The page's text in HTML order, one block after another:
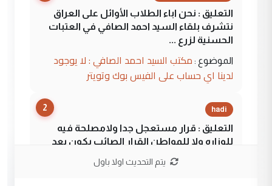
التعليق : نحن اباء الطلاب الأوائل على العراق
نتشرف بلقاء السيد احمد الصافي في العتبات
الحسنية لزرع ...
الموضوع : مكتب السيد احمد الصافي : لا يوجود
لدينا اي حساب على الفيس بوك وتويتر
2 hadi
التعليق : قرار مستعجل جدا ولامصلحة فيه
للوزاره ولا للمواطن القرار الصائب يكون بعد
يتم التحديث اولا باول